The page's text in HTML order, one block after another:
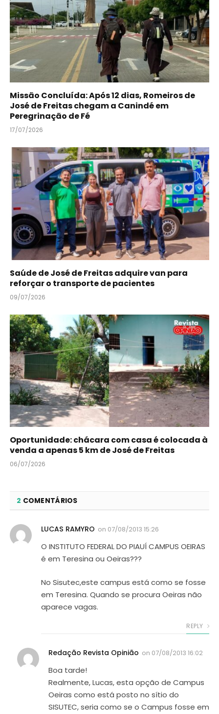
Missão Concluída: Após 12 dias, Romeiros de
José de Freitas chegam a Canindé em
Peregrinação de Fé
17/07/2026
Saúde de José de Freitas adquire van para
reforçar o transporte de pacientes
09/07/2026
Oportunidade: chácara com casa é colocada à
venda a apenas 5 km de José de Freitas
06/07/2026
2 COMENTÁRIOS
LUCAS RAMYRO on 07/08/2013 15:26
O INSTITUTO FEDERAL DO PIAUÍ CAMPUS OEIRAS
é em Teresina ou Oeiras???
No Sisutec,este campus está como se fosse
em Teresina. Quando se procura Oeiras não
aparece vagas.
REPLY
Redação Revista Opinião on 07/08/2013 16:02
Boa tarde!
Realmente, Lucas, esta opção de Campus
Oeiras como está posto no sítio do
SISUTEC, seria como se o Campus fosse em